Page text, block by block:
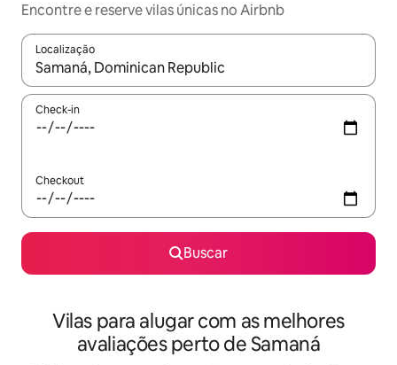
Encontre e reserve vilas únicas no Airbnb
Localização
Quando os resultados estiverem disponíveis, explore-os
Check-in
Checkout
Buscar
Vilas para alugar com as melhores
avaliações perto de Samaná